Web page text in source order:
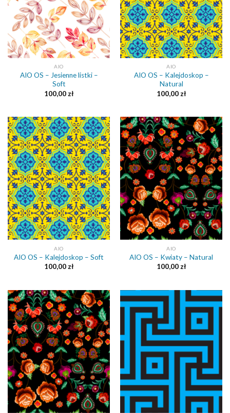
AIO
AIO OS – Jesienne listki –
Soft
100,00 zł
AIO
AIO OS – Kalejdoskop –
Natural
100,00 zł
AIO
AIO OS – Kalejdoskop – Soft
100,00zł
AIO
AIO OS – Kwiaty – Natural
100,00zł